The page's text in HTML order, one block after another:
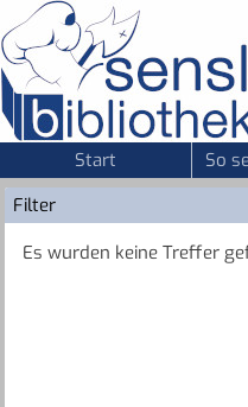
Start So
Filter
Es wurden keine Treffer